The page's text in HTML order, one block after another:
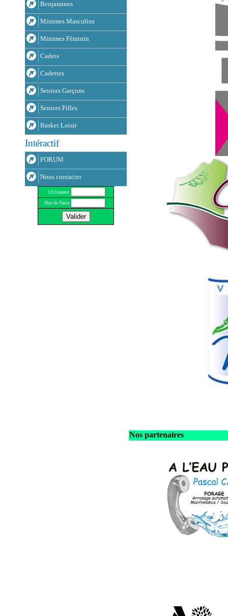
Benjamines
Minimes Masculins
Minimes Féminin
Cadets
Cadettes
Seniors Garçons
Seniors Filles
Basket Loisir
Intéractif
FORUM
Nous contacter
Utilisateur
Mot de Passe
Nos partenaires